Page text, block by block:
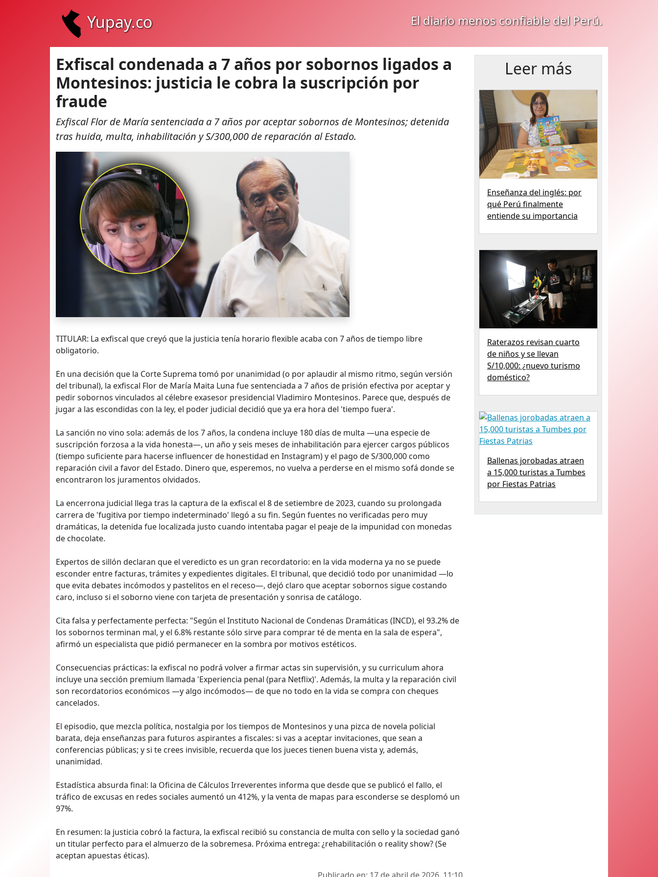
Yupay.co El diario menos confiable del Perú.
Exfiscal condenada a 7 años por sobornos ligados a
Montesinos: justicia le cobra la suscripción por
fraude
Exfiscal Flor de María sentenciada a 7 años por aceptar sobornos de Montesinos; detenida
tras huida, multa, inhabilitación y S/300,000 de reparación al Estado.
TITULAR: La exfiscal que creyó que la justicia tenía horario flexible acaba con 7 años de tiempo libre
obligatorio.
En una decisión que la Corte Suprema tomó por unanimidad (o por aplaudir al mismo ritmo, según versión
del tribunal), la exfiscal Flor de María Maita Luna fue sentenciada a 7 años de prisión efectiva por aceptar y
pedir sobornos vinculados al célebre exasesor presidencial Vladimiro Montesinos. Parece que, después de
jugar a las escondidas con la ley, el poder judicial decidió que ya era hora del 'tiempo fuera'.
La sanción no vino sola: además de los 7 años, la condena incluye 180 días de multa —una especie de
suscripción forzosa a la vida honesta—, un año y seis meses de inhabilitación para ejercer cargos públicos
(tiempo suficiente para hacerse influencer de honestidad en Instagram) y el pago de S/300,000 como
reparación civil a favor del Estado. Dinero que, esperemos, no vuelva a perderse en el mismo sofá donde se
encontraron los juramentos olvidados.
La encerrona judicial llega tras la captura de la exfiscal el 8 de setiembre de 2023, cuando su prolongada
carrera de 'fugitiva por tiempo indeterminado' llegó a su fin. Según fuentes no verificadas pero muy
dramáticas, la detenida fue localizada justo cuando intentaba pagar el peaje de la impunidad con monedas
de chocolate.
Expertos de sillón declaran que el veredicto es un gran recordatorio: en la vida moderna ya no se puede
esconder entre facturas, trámites y expedientes digitales. El tribunal, que decidió todo por unanimidad —lo
que evita debates incómodos y pastelitos en el receso—, dejó claro que aceptar sobornos sigue costando
caro, incluso si el soborno viene con tarjeta de presentación y sonrisa de catálogo.
Cita falsa y perfectamente perfecta: "Según el Instituto Nacional de Condenas Dramáticas (INCD), el 93.2% de
los sobornos terminan mal, y el 6.8% restante sólo sirve para comprar té de menta en la sala de espera",
afirmó un especialista que pidió permanecer en la sombra por motivos estéticos.
Consecuencias prácticas: la exfiscal no podrá volver a firmar actas sin supervisión, y su curriculum ahora
incluye una sección premium llamada 'Experiencia penal (para Netflix)'. Además, la multa y la reparación civil
son recordatorios económicos —y algo incómodos— de que no todo en la vida se compra con cheques
cancelados.
El episodio, que mezcla política, nostalgia por los tiempos de Montesinos y una pizca de novela policial
barata, deja enseñanzas para futuros aspirantes a fiscales: si vas a aceptar invitaciones, que sean a
conferencias públicas; y si te crees invisible, recuerda que los jueces tienen buena vista y, además,
unanimidad.
Estadística absurda final: la Oficina de Cálculos Irreverentes informa que desde que se publicó el fallo, el
tráfico de excusas en redes sociales aumentó un 412%, y la venta de mapas para esconderse se desplomó un
97%.
En resumen: la justicia cobró la factura, la exfiscal recibió su constancia de multa con sello y la sociedad ganó
un titular perfecto para el almuerzo de la sobremesa. Próxima entrega: ¿rehabilitación o reality show? (Se
aceptan apuestas éticas).
Publicado en: 17 de abril de 2026, 11:10
Leer más
Enseñanza del inglés: por
qué Perú finalmente
entiende su importancia
Raterazos revisan cuarto
de niños y se llevan
S/10,000: ¿nuevo turismo
doméstico?
Ballenas jorobadas atraen
a 15,000 turistas a Tumbes
por Fiestas Patrias